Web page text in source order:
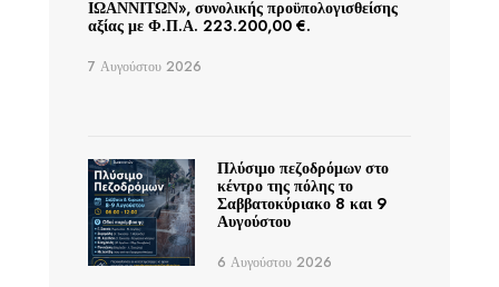
ΙΩΑΝΝΙΤΩΝ», συνολικής προϋπολογισθείσης
αξίας με Φ.Π.Α. 223.200,00 €.
7 Αυγούστου 2026
Πλύσιμο πεζοδρόμων στο
κέντρο της πόλης το
Σαββατοκύριακο 8 και 9
Αυγούστου
6 Αυγούστου 2026